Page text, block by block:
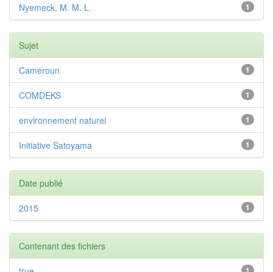
1
Nyemeck, M. M. L.
Sujet
1
Cameroun
1
COMDEKS
1
environnement naturel
1
Initiative Satoyama
Date publié
1
2015
Contenant des fichiers